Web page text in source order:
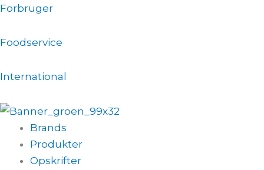
Gå
indholdet
Forbruger
Foodservice
International
Brands
Produkter
Opskrifter